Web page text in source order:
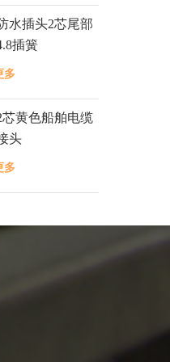
水插头2芯尾部
插簧
多
芯黄色船舶电缆
头
多